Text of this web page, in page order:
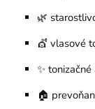
🌿
💇 vlasové
✨
🏠